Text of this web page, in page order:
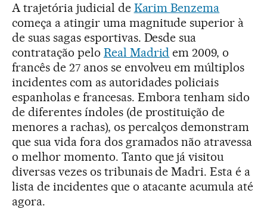
A trajetória judicial de Karim Benzema
começa a atingir uma magnitude superior à
de suas sagas esportivas. Desde sua
contratação pelo Real Madrid em 2009, o
francês de 27 anos se envolveu em múltiplos
incidentes com as autoridades policiais
espanholas e francesas. Embora tenham sido
de diferentes índoles (de prostituição de
menores a rachas), os percalços demonstram
que sua vida fora dos gramados não atravessa
o melhor momento. Tanto que já visitou
diversas vezes os tribunais de Madri. Esta é a
lista de incidentes que o atacante acumula até
agora.